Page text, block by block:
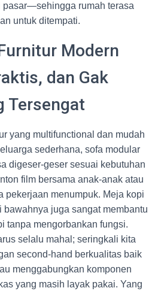
pasar—sehingga rumah terasa
untuk ditempati.
Modern
dan Gak
Tersengat
yang multifunctional dan mudah
sederhana, sofa modular
digeser-geser sesuai kebutuhan
film bersama anak-anak atau
pekerjaan menumpuk. Meja kopi
juga sangat membantu
tanpa mengorbankan fungsi.
selalu mahal; seringkali kita
second-hand berkualitas baik
menggabungkan komponen
yang masih layak pakai. Yang